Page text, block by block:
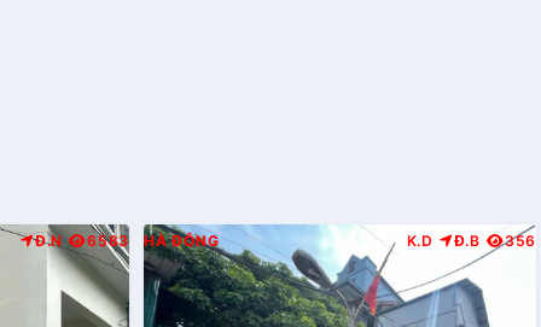
Đ.N 6583 HÀ ĐÔNG K.D Đ.B 356